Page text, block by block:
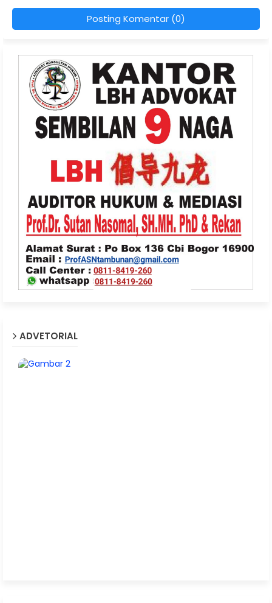
Posting Komentar (0)
ADVETORIAL